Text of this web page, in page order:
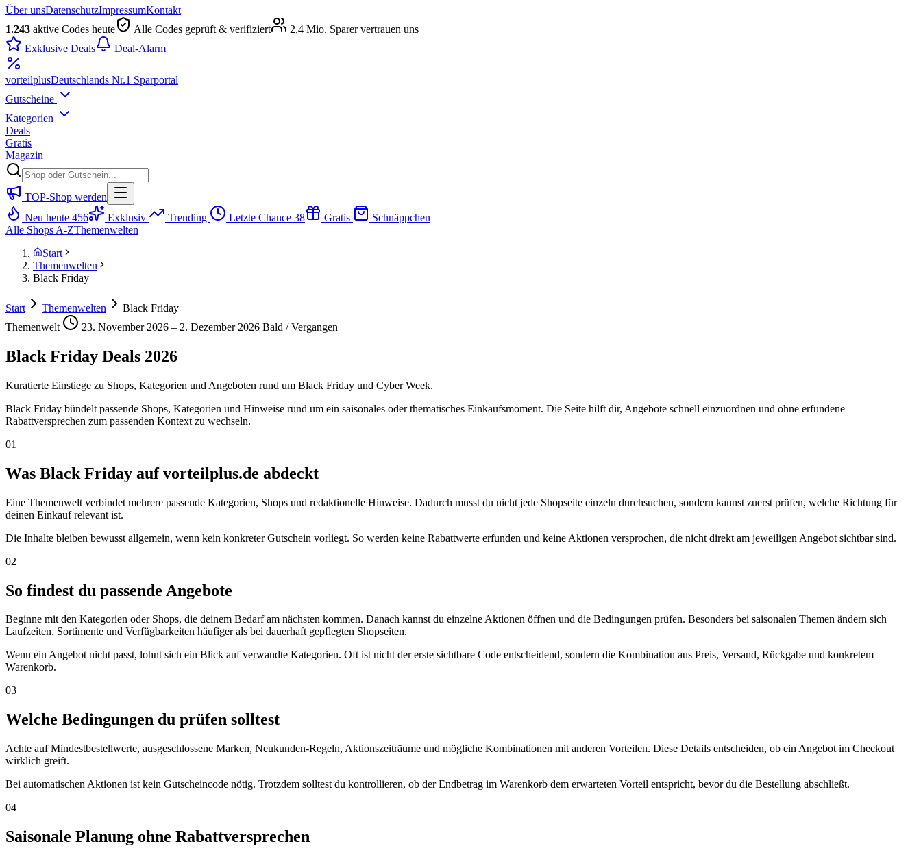
Über unsDatenschutzImpressumKontakt
1.243 aktive Codes heute Alle Codes geprüft & verifiziert
2,4 Mio. Sparer vertrauen uns
Exklusive Deals
Deal-Alarm
vorteilplusDeutschlands Nr.1 Sparportal
Gutscheine
Kategorien
Deals
Gratis
Magazin
TOP-Shop werden
Neu heute 456 Exklusiv Trending Letzte Chance 38 Gratis
Schnäppchen
Alle Shops A-ZThemenwelten
Start
Themenwelten
Black Friday
Start Themenwelten
Black Friday
Themenwelt
23. November 2026 – 2. Dezember 2026 Bald / Vergangen
Black Friday Deals 2026
Kuratierte Einstiege zu Shops, Kategorien und Angeboten rund um Black Friday und Cyber Week.
Black Friday bündelt passende Shops, Kategorien und Hinweise rund um ein saisonales oder thematisches Einkaufsmoment. Die Seite hilft dir, Angebote schnell einzuordnen und ohne erfundene
Rabattversprechen zum passenden Kontext zu wechseln.
01
Was Black Friday auf vorteilplus.de abdeckt
Eine Themenwelt verbindet mehrere passende Kategorien, Shops und redaktionelle Hinweise. Dadurch musst du nicht jede Shopseite einzeln durchsuchen, sondern kannst zuerst prüfen, welche Richtung für
deinen Einkauf relevant ist.
Die Inhalte bleiben bewusst allgemein, wenn kein konkreter Gutschein vorliegt. So werden keine Rabattwerte erfunden und keine Aktionen versprochen, die nicht direkt am jeweiligen Angebot sichtbar sind.
02
So findest du passende Angebote
Beginne mit den Kategorien oder Shops, die deinem Bedarf am nächsten kommen. Danach kannst du einzelne Aktionen öffnen und die Bedingungen prüfen. Besonders bei saisonalen Themen ändern sich
Laufzeiten, Sortimente und Verfügbarkeiten häufiger als bei dauerhaft gepflegten Shopseiten.
Wenn ein Angebot nicht passt, lohnt sich ein Blick auf verwandte Kategorien. Oft ist nicht der erste sichtbare Code entscheidend, sondern die Kombination aus Preis, Versand, Rückgabe und konkretem
Warenkorb.
03
Welche Bedingungen du prüfen solltest
Achte auf Mindestbestellwerte, ausgeschlossene Marken, Neukunden-Regeln, Aktionszeiträume und mögliche Kombinationen mit anderen Vorteilen. Diese Details entscheiden, ob ein Angebot im Checkout
wirklich greift.
Bei automatischen Aktionen ist kein Gutscheincode nötig. Trotzdem solltest du kontrollieren, ob der Endbetrag im Warenkorb dem erwarteten Vorteil entspricht, bevor du die Bestellung abschließt.
04
Saisonale Planung ohne Rabattversprechen